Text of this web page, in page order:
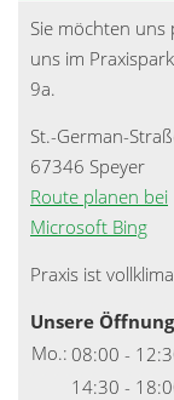
Sie möchten uns
uns im
9a.
St.-German-
67346 Speyer
Route planen bei
Microsoft Bing
Praxis ist
Unsere
Mo.: 08:00 -
14:30 -